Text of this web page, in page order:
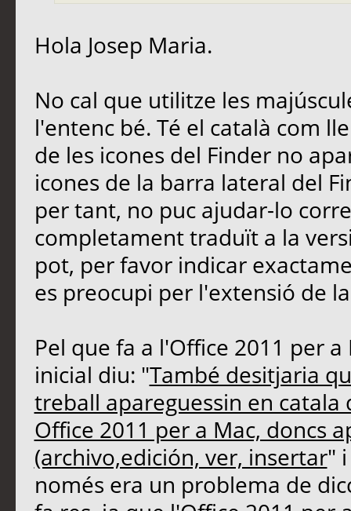
Hola Josep Maria.
No cal que utilitze les
l'entenc bé. Té el català com
de les icones del Finder no
icones de la barra lateral del
per tant, no puc ajudar-lo
completament traduït a la
pot, per favor indicar
es preocupi per l'extensió de
Pel que fa a l'Office 2011 per
inicial diu: "També desitjaria
treball apareguessin en
Office 2011 per a Mac, doncs
(archivo,edición, ver, insertar"
només era un problema de